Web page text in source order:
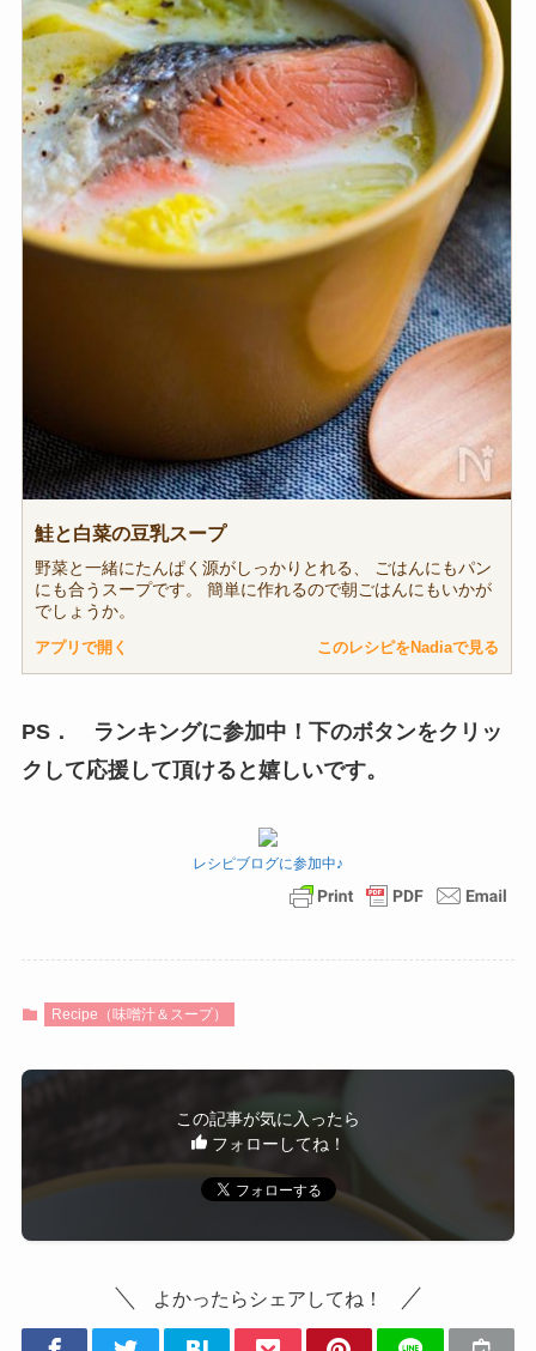
鮭と白菜の豆乳スープ
野菜と一緒にたんぱく源がしっかりとれる、 ごはんにもパン
にも合うスープです。 簡単に作れるので朝ごはんにもいかが
でしょうか。
アプリで開く このレシピをNadiaで見る
PS． ランキングに参加中！下のボタンをクリッ
クして応援して頂けると嬉しいです。
レシピブログに参加中♪
Recipe（味噌汁＆スープ）
この記事が気に入ったら
フォローしてね！
よかったらシェアしてね！